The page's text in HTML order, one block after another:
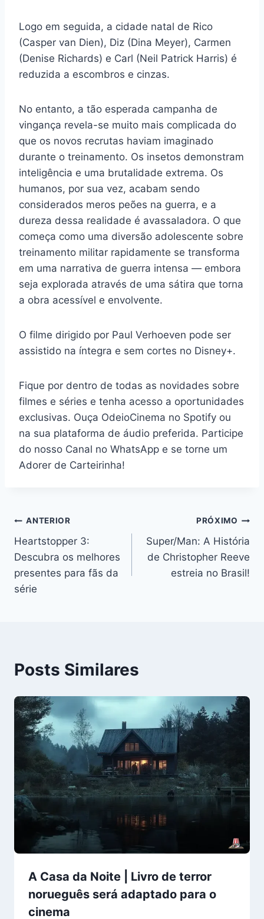
Logo em seguida, a cidade natal de Rico
(Casper van Dien), Diz (Dina Meyer), Carmen
(Denise Richards) e Carl (Neil Patrick Harris) é
reduzida a escombros e cinzas.
No entanto, a tão esperada campanha de
vingança revela-se muito mais complicada do
que os novos recrutas haviam imaginado
durante o treinamento. Os insetos demonstram
inteligência e uma brutalidade extrema. Os
humanos, por sua vez, acabam sendo
considerados meros peões na guerra, e a
dureza dessa realidade é avassaladora. O que
começa como uma diversão adolescente sobre
treinamento militar rapidamente se transforma
em uma narrativa de guerra intensa — embora
seja explorada através de uma sátira que torna
a obra acessível e envolvente.
O filme dirigido por Paul Verhoeven pode ser
assistido na íntegra e sem cortes no Disney+.
Fique por dentro de todas as novidades sobre
filmes e séries e tenha acesso a oportunidades
exclusivas. Ouça OdeioCinema no Spotify ou
na sua plataforma de áudio preferida. Participe
do nosso Canal no WhatsApp e se torne um
Adorer de Carteirinha!
Navegação
de
Post
ANTERIOR
Heartstopper 3:
Descubra os melhores
presentes para fãs da
série
PRÓXIMO
Super/Man: A História
de Christopher Reeve
estreia no Brasil!
Posts Similares
A Casa da Noite | Livro de terror
norueguês será adaptado para o
cinema